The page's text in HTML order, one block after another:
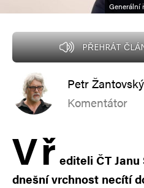
Generální
PŘEHRÁT
Petr Žantovský
Komentátor
Vř editeli ČT
dnešní vrchnost necítí